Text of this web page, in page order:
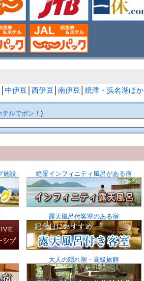
中伊豆 西伊豆 南伊豆 焼津・浜名湖ほか
テルでポン！ )
施設 絶景インフィニティ風呂がある宿
露天風呂付客室のある宿
大人の隠れ宿・高級旅館